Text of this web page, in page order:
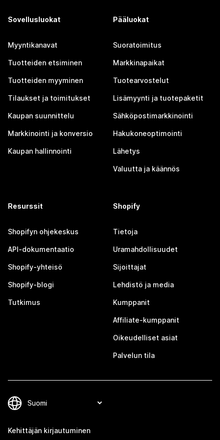
Sovellusluokat
Myyntikanavat
Tuotteiden etsiminen
Tuotteiden myyminen
Tilaukset ja toimitukset
Kaupan suunnittelu
Markkinointi ja konversio
Kaupan hallinnointi
Pääluokat
Suoratoimitus
Markkinapaikat
Tuotearvostelut
Lisämyynti ja tuotepaketit
Sähköpostimarkkinointi
Hakukoneoptimointi
Lähetys
Valuutta ja käännös
Resurssit
Shopifyn ohjekeskus
API-dokumentaatio
Shopify-yhteisö
Shopify-blogi
Tutkimus
Shopify
Tietoja
Uramahdollisuudet
Sijoittajat
Lehdistö ja media
Kumppanit
Affiliate-kumppanit
Oikeudelliset asiat
Palvelun tila
Kehittäjän kirjautuminen